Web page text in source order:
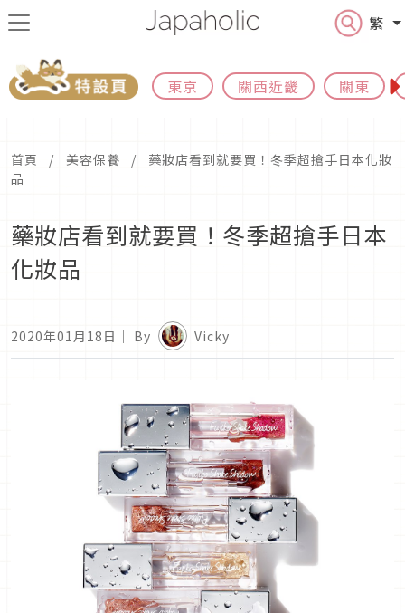
繁
東京 關西近畿 關東
首頁 美容保養
藥妝店看到就要買！冬季超搶手日本化妝
品
藥妝店看到就要買！冬季超搶手日本
化妝品
2020年01月18日 ｜ By Vicky